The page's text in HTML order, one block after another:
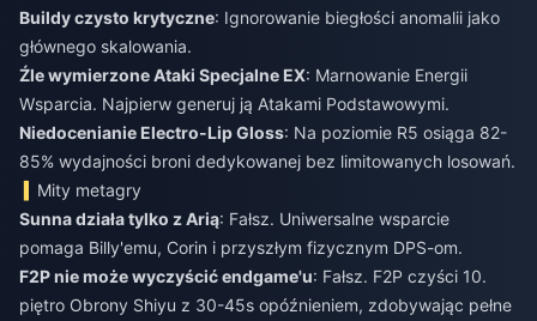
Buildy czysto krytyczne: Ignorowanie biegłości anomalii jako
głównego skalowania.
Źle wymierzone Ataki Specjalne EX: Marnowanie Energii
Wsparcia. Najpierw generuj ją Atakami Podstawowymi.
Niedocenianie Electro-Lip Gloss: Na poziomie R5 osiąga 82-
85% wydajności broni dedykowanej bez limitowanych losowań.
Mity metagry
Sunna działa tylko z Arią: Fałsz. Uniwersalne wsparcie
pomaga Billy'emu, Corin i przyszłym fizycznym DPS-om.
F2P nie może wyczyścić endgame'u: Fałsz. F2P czyści 10.
piętro Obrony Shiyu z 30-45s opóźnieniem, zdobywając pełne